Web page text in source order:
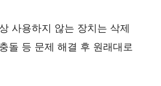
사용하지 않는 장치는 삭제
돌 등 문제 해결 후 원래대로